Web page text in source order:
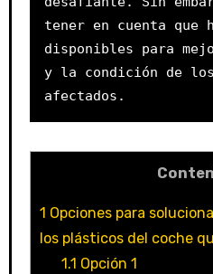
tener en cuenta que
disponibles para
y la condición de
afectados.
1 Opciones para
los plásticos del coche
1.1 Opción 1